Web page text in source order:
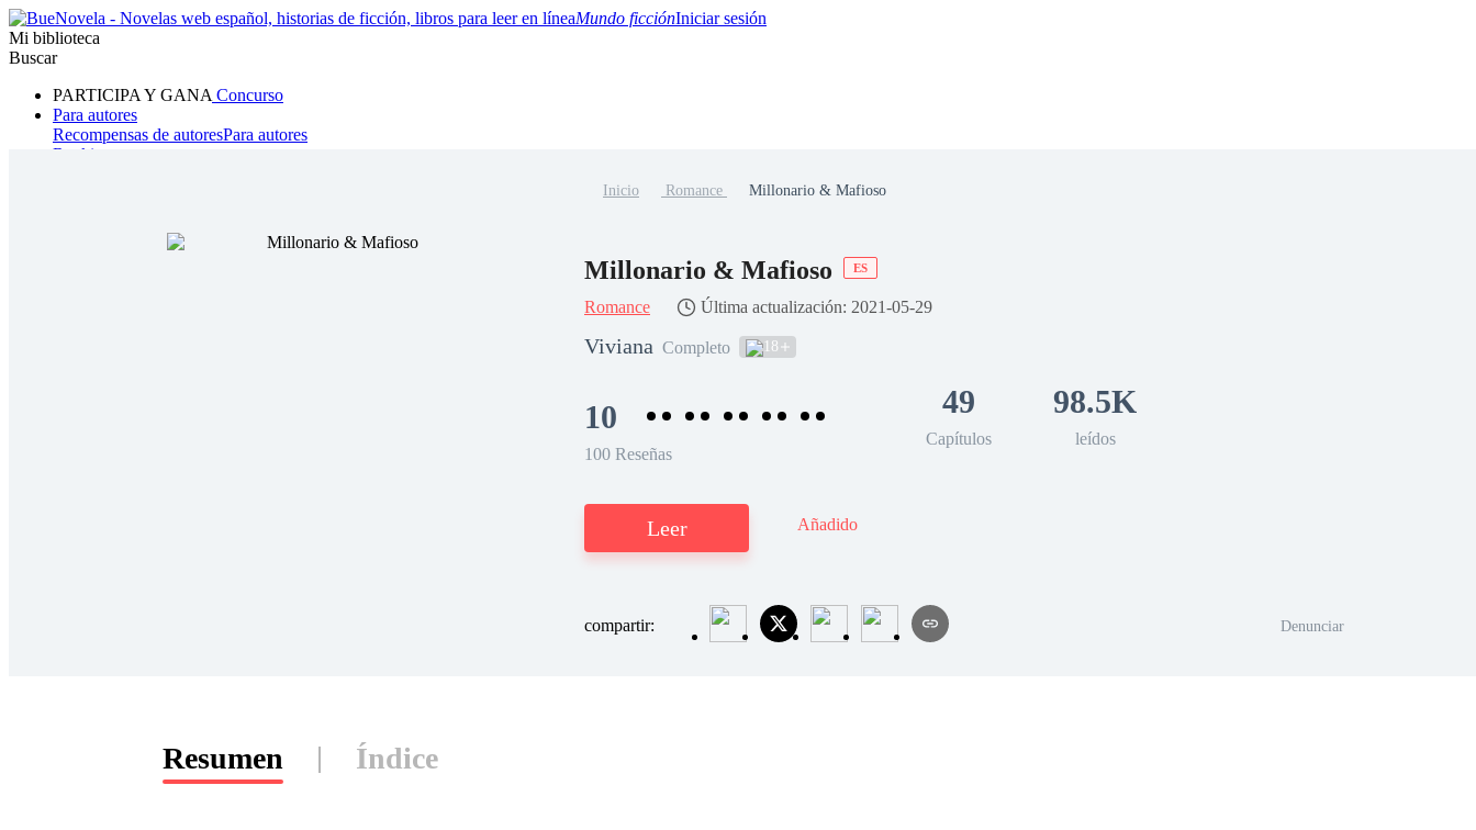
Mundo ficciónIniciar sesión
Mi biblioteca
Buscar
PARTICIPA Y GANA Concurso
Para autores
Recompensas de autoresPara autores
Ranking
Hombre lobo Mafia Sistema Fantasía
Inicio Romance Millonario & Mafioso
Millonario & Mafioso ES
Romance Última actualización: 2021-05-29
Viviana Completo 18
10
100 Reseñas
49
Capítulos
98.5K
leídos
Leer Añadido
compartir: Denunciar
Resumen Índice